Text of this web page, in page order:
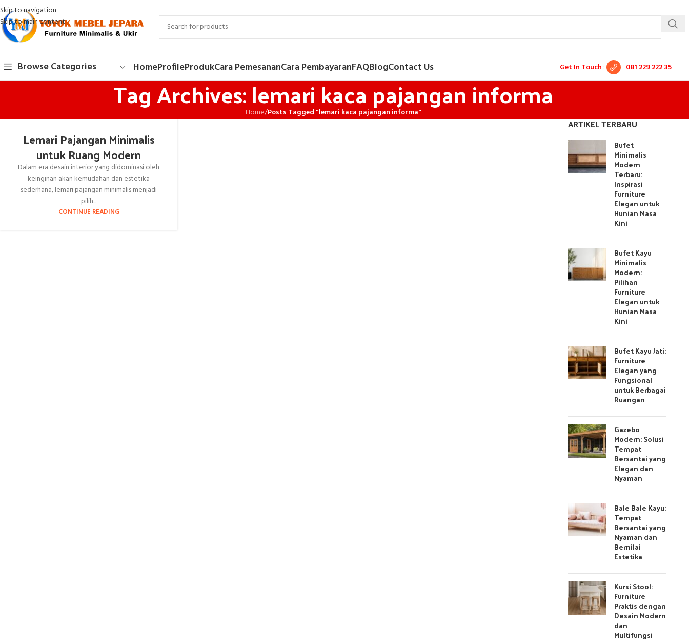
Skip to navigation
Skip to main content
Browse Categories HomeProfileProdukCara PemesananCara PembayaranFAQBlogContact Us Get In Touch : 081 229 222 35
Tag Archives: lemari kaca pajangan informa
Home/Posts Tagged "lemari kaca pajangan informa"
Lemari Pajangan Minimalis
untuk Ruang Modern
Dalam era desain interior yang didominasi oleh
keinginan akan kemudahan dan estetika
sederhana, lemari pajangan minimalis menjadi
pilih...
CONTINUE READING
ARTIKEL TERBARU
Bufet
Minimalis
Modern
Terbaru:
Inspirasi
Furniture
Elegan untuk
Hunian Masa
Kini
Bufet Kayu
Minimalis
Modern:
Pilihan
Furniture
Elegan untuk
Hunian Masa
Kini
Bufet Kayu Jati:
Furniture
Elegan yang
Fungsional
untuk Berbagai
Ruangan
Gazebo
Modern: Solusi
Tempat
Bersantai yang
Elegan dan
Nyaman
Bale Bale Kayu:
Tempat
Bersantai yang
Nyaman dan
Bernilai
Estetika
Kursi Stool:
Furniture
Praktis dengan
Desain Modern
dan
Multifungsi